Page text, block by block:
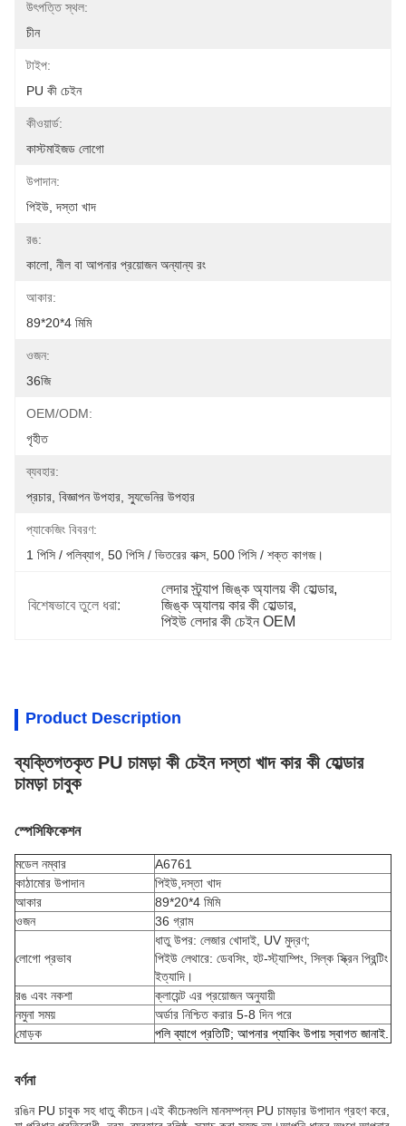
উৎপত্তি স্থল:
চীন
টাইপ:
PU কী চেইন
কীওয়ার্ড:
কাস্টমাইজড লোগো
উপাদান:
পিইউ, দস্তা খাদ
রঙ:
কালো, নীল বা আপনার প্রয়োজন অন্যান্য রং
আকার:
89*20*4 মিমি
ওজন:
36জি
OEM/ODM:
গৃহীত
ব্যবহার:
প্রচার, বিজ্ঞাপন উপহার, স্যুভেনির উপহার
প্যাকেজিং বিবরণ:
1 পিসি / পলিব্যাগ, 50 পিসি / ভিতরের বাক্স, 500 পিসি / শক্ত কাগজ।
বিশেষভাবে তুলে ধরা:
লেদার স্ট্র্যাপ জিঙ্ক অ্যালয় কী হোল্ডার,
জিঙ্ক অ্যালয় কার কী হোল্ডার,
পিইউ লেদার কী চেইন OEM
Product Description
ব্যক্তিগতকৃত PU চামড়া কী চেইন দস্তা খাদ কার কী হোল্ডার
চামড়া চাবুক
স্পেসিফিকেশন
মডেল নম্বার
A6761
কাঠামোর উপাদান
পিইউ,দস্তা খাদ
আকার
89*20*4 মিমি
ওজন
36 গ্রাম
লোগো প্রভাব
ধাতু উপর: লেজার খোদাই, UV মুদ্রণ;
পিইউ লেথারে: ডেবসিং, হট-স্ট্যাম্পিং, সিল্ক স্ক্রিন প্রিন্টিং
ইত্যাদি।
রঙ এবং নকশা
ক্লায়েন্ট এর প্রয়োজন অনুযায়ী
নমুনা সময়
অর্ডার নিশ্চিত করার 5-8 দিন পরে
মোড়ক
পলি ব্যাগে প্রতিটি; আপনার প্যাকিং উপায় স্বাগত জানাই.
বর্ণনা
রঙিন PU চাবুক সহ ধাতু কীচেন।এই কীচেনগুলি মানসম্পন্ন PU চামড়ার উপাদান গ্রহণ করে,